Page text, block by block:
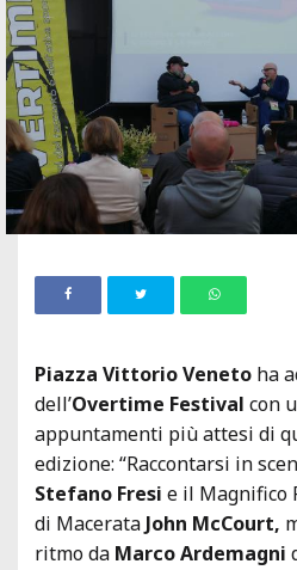
Piazza Vittorio Veneto ha
dell’Overtime Festival con
appuntamenti più attesi di
edizione: “Raccontarsi in
Stefano Fresi e il Magnifico
di Macerata John McCourt,
ritmo da Marco Ardemagni